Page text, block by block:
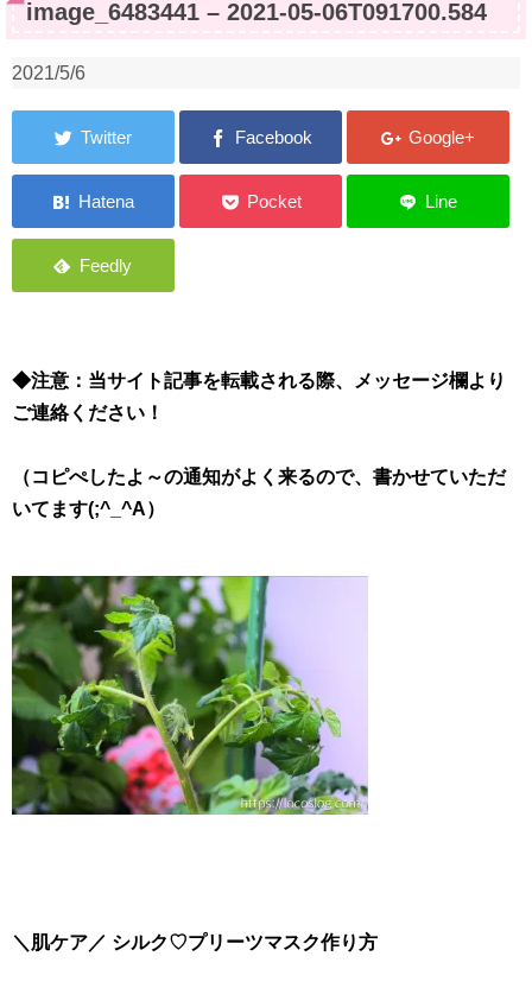
image_6483441 – 2021-05-06T091700.584
2021/5/6
◆注意：当サイト記事を転載される際、メッセージ欄より
ご連絡ください！
（コピぺしたよ～の通知がよく来るので、書かせていただ
いてます(;^_^A）
＼肌ケア／ シルク♡プリーツマスク作り方